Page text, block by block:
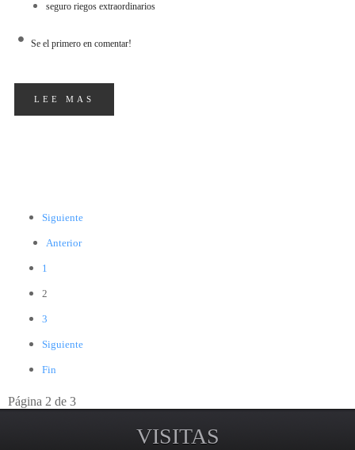
seguro riegos extraordinarios
Se el primero en comentar!
LEE MAS
Siguiente
Anterior
1
2
3
Siguiente
Fin
Página 2 de 3
VISITAS